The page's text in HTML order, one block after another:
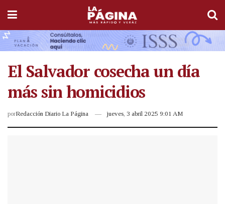
El Salvador cosecha un día
más sin homicidios
porRedacción Diario La Página jueves, 3 abril 2025 9:01 AM